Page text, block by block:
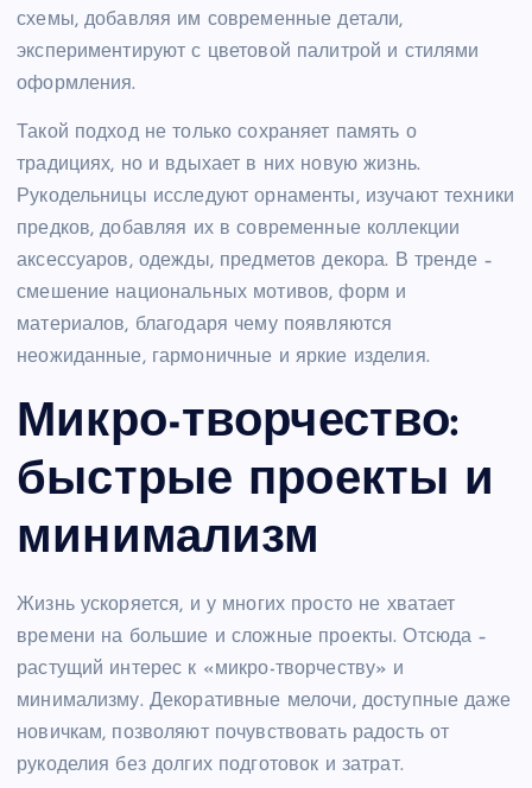
схемы, добавляя им современные детали,
экспериментируют с цветовой палитрой и стилями
оформления.
Такой подход не только сохраняет память о
традициях, но и вдыхает в них новую жизнь.
Рукодельницы исследуют орнаменты, изучают техники
предков, добавляя их в современные коллекции
аксессуаров, одежды, предметов декора. В тренде –
смешение национальных мотивов, форм и
материалов, благодаря чему появляются
неожиданные, гармоничные и яркие изделия.
Микро-творчество:
быстрые проекты и
минимализм
Жизнь ускоряется, и у многих просто не хватает
времени на большие и сложные проекты. Отсюда –
растущий интерес к «микро-творчеству» и
минимализму. Декоративные мелочи, доступные даже
новичкам, позволяют почувствовать радость от
рукоделия без долгих подготовок и затрат.